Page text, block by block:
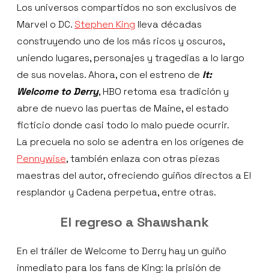
Los universos compartidos no son exclusivos de
Marvel o DC. Stephen King lleva décadas
construyendo uno de los más ricos y oscuros,
uniendo lugares, personajes y tragedias a lo largo
de sus novelas. Ahora, con el estreno de It:
Welcome to Derry, HBO retoma esa tradición y
abre de nuevo las puertas de Maine, el estado
ficticio donde casi todo lo malo puede ocurrir.
La precuela no solo se adentra en los orígenes de
Pennywise, también enlaza con otras piezas
maestras del autor, ofreciendo guiños directos a El
resplandor y Cadena perpetua, entre otras.
El regreso a Shawshank
En el tráiler de Welcome to Derry hay un guiño
inmediato para los fans de King: la prisión de